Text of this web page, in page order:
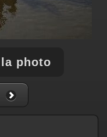
photo